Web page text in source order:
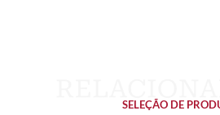
SELEÇÃO DE